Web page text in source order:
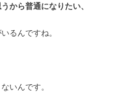
から普通になりたい、
るんですね。
いんです。